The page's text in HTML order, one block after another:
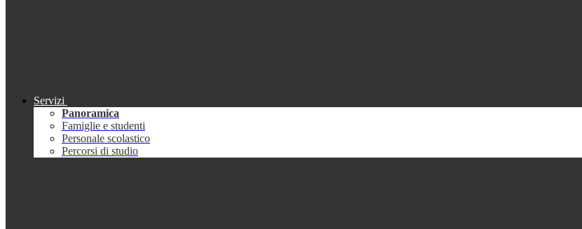
Servizi
Panoramica
Famiglie e studenti
Personale scolastico
Percorsi di studio